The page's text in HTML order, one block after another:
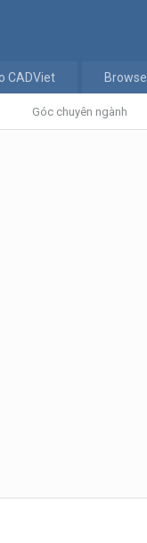
Góc chuyên ngành
CADViet Browse